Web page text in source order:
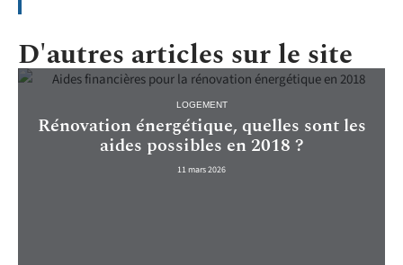
D'autres articles sur le site
LOGEMENT
Rénovation énergétique, quelles sont les
aides possibles en 2018 ?
11 mars 2026